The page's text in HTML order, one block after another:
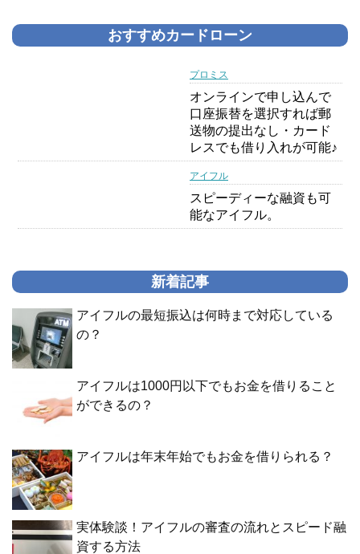
おすすめカードローン
プロミス
オンラインで申し込んで
口座振替を選択すれば郵
送物の提出なし・カード
レスでも借り入れが可能♪
アイフル
スピーディーな融資も可
能なアイフル。
新着記事
アイフルの最短振込は何時まで対応している
の？
アイフルは1000円以下でもお金を借りること
ができるの？
アイフルは年末年始でもお金を借りられる？
実体験談！アイフルの審査の流れとスピード融
資する方法